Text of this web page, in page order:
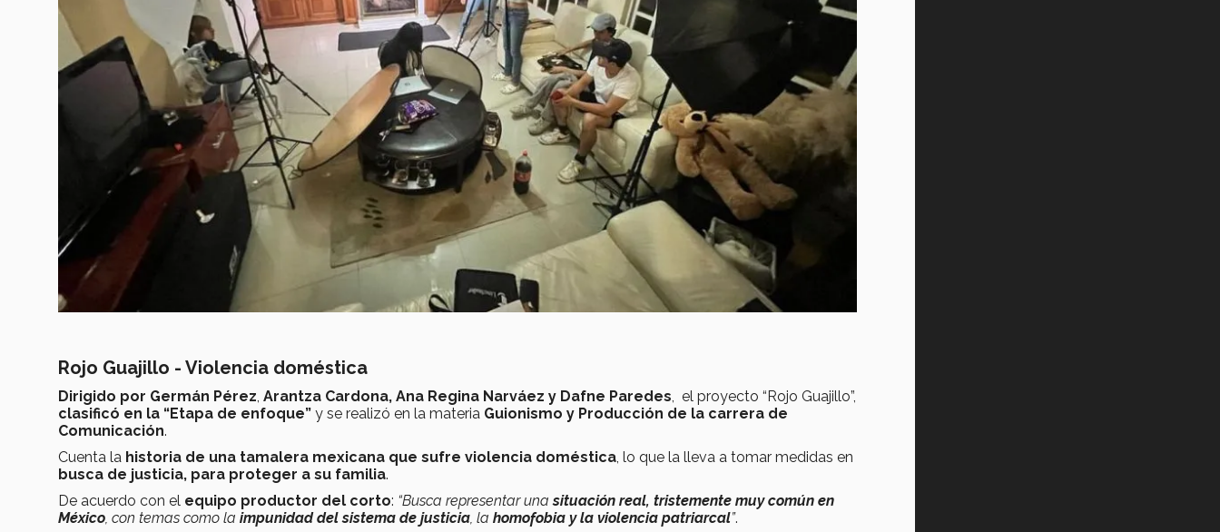
Rojo Guajillo - Violencia doméstica
Dirigido por Germán Pérez, Arantza Cardona, Ana Regina Narváez y Dafne Paredes, el proyecto “Rojo Guajillo”,
clasificó en la “Etapa de enfoque” y se realizó en la materia Guionismo y Producción de la carrera de
Comunicación.
Cuenta la historia de una tamalera mexicana que sufre violencia doméstica, lo que la lleva a tomar medidas en
busca de justicia, para proteger a su familia.
De acuerdo con el equipo productor del corto: “Busca representar unasituación real, tristemente muy común en
México, con temas como la impunidad del sistema de justicia, la homofobia y la violencia patriarcal”.